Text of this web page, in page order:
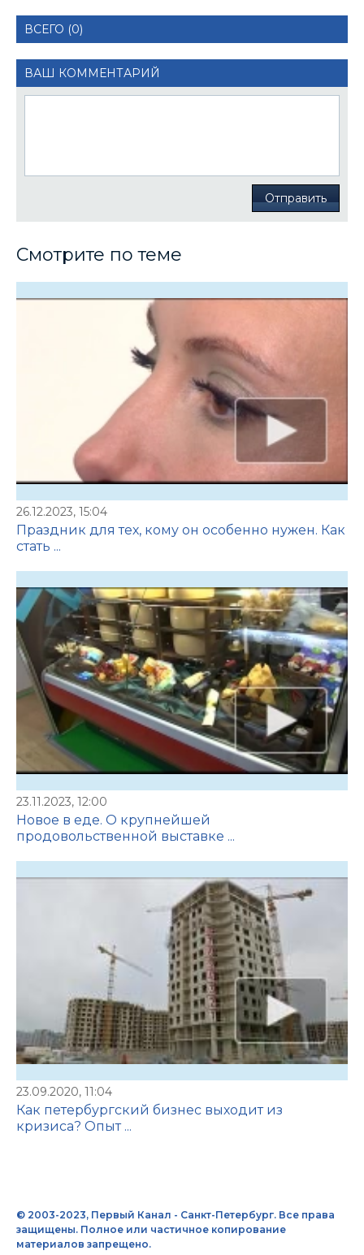
ВСЕГО (0)
ВАШ КОММЕНТАРИЙ
Отправить
Смотрите по теме
26.12.2023, 15:04
Праздник для тех, кому он особенно нужен. Как
стать ...
23.11.2023, 12:00
Новое в еде. О крупнейшей
продовольственной выставке ...
23.09.2020, 11:04
Как петербургский бизнес выходит из
кризиса? Опыт ...
© 2003-2023, Первый Канал - Санкт-Петербург. Все права
защищены. Полное или частичное копирование
материалов запрещено.